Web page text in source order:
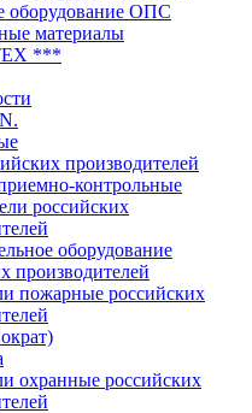
оборудование ОПС
материалы
***
производителей
контрольные
российских
оборудование
производителей
пожарные российских
охранные российских